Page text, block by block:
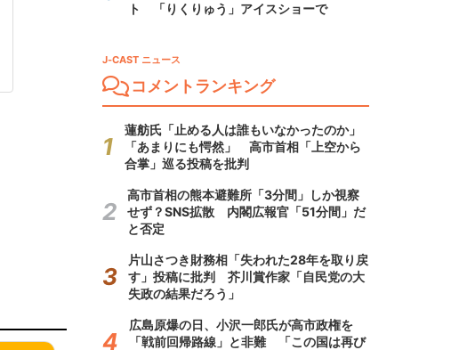
ト 「りくりゅう」アイスショーで
J-CAST ニュース
コメントランキング
蓮舫氏「止める人は誰もいなかったのか」
「あまりにも愕然」 高市首相「上空から
合掌」巡る投稿を批判
高市首相の熊本避難所「3分間」しか視察
せず？SNS拡散 内閣広報官「51分間」だ
と否定
片山さつき財務相「失われた28年を取り戻
す」投稿に批判 芥川賞作家「自民党の大
失政の結果だろう」
広島原爆の日、小沢一郎氏が高市政権を
「戦前回帰路線」と非難 「この国は再び